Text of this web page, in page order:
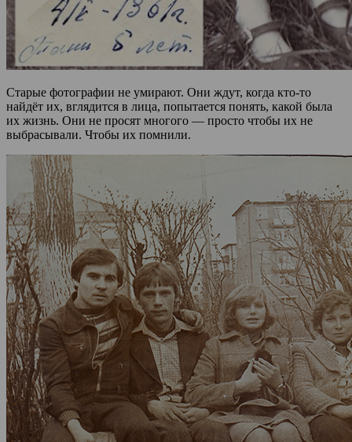
Старые фотографии не умирают. Они ждут, когда кто-то
найдёт их, вглядится в лица, попытается понять, какой была
их жизнь. Они не просят многого — просто чтобы их не
выбрасывали. Чтобы их помнили.